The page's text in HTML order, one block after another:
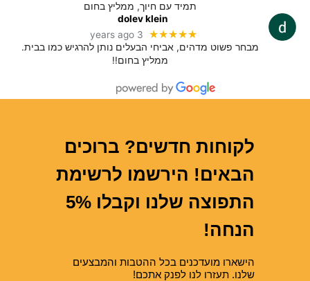
תמיד עם חיוך, ממליץ בחום
dolev klein
★★★★★
3 years ago
מבחר פשוט מדהים, אביחי הבעלים נותן להרגיש כמו בבית.
ממליץ בחום!!
לקוחות חדשים? ברוכים
הבאים! הירשמו לרשימת
התפוצה שלנו וקבלו 5%
הנחה!
הישארו מועדכנים בכל ההטבות והמבצעים
שלנו. תעזרו לנו לפנק אתכם!